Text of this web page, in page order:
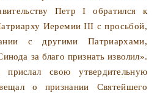
Петр I обратился к
Иеремии III с просьбой,
с другими Патриархами,
за благо признать изволил».
прислал свою утвердительную
о признании Святейшего